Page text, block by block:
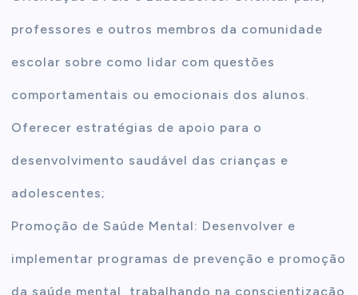
professores e outros membros da comunidade
escolar sobre como lidar com questões
comportamentais ou emocionais dos alunos.
Oferecer estratégias de apoio para o
desenvolvimento saudável das crianças e
adolescentes;
Promoção de Saúde Mental: Desenvolver e
implementar programas de prevenção e promoção
da saúde mental, trabalhando na conscientização